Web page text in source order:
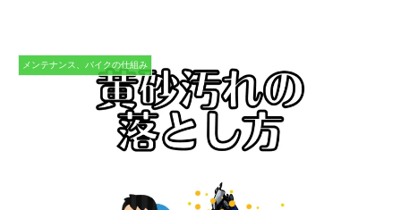
メンテナンス、バイクの仕組み